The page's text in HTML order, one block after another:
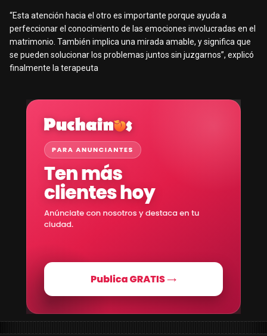
“Esta atención hacia el otro es importante porque ayuda a
perfeccionar el conocimiento de las emociones involucradas en el
matrimonio. También implica una mirada amable, y significa que
se pueden solucionar los problemas juntos sin juzgarnos”, explicó
finalmente la terapeuta